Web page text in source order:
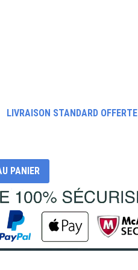
LIVRAISON STANDARD OFFERTE
PANIER